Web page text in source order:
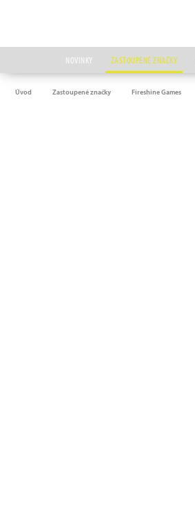
NOVINKY ZASTOUPENÉ ZNAČKY
Úvod Zastoupené značky Fireshine Games